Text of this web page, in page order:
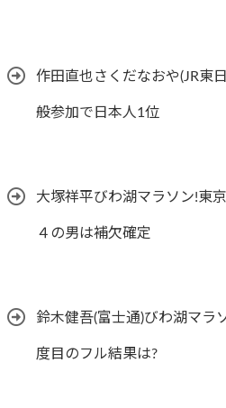
作田直也さくだなおや(JR東
般参加で日本人1位
大塚祥平びわ湖マラソン!東
４の男は補欠確定
鈴木健吾(富士通)びわ湖マラ
度目のフル結果は?